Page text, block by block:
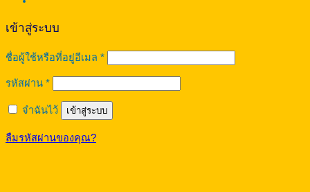
เข้าสู่ระบบ
ชื่อผู้ใช้หรือที่อยู่อีเมล *ต้องการ
รหัสผ่าน *ต้องการ
จำฉันไว้ เข้าสู่ระบบ
ลืมรหัสผ่านของคุณ?